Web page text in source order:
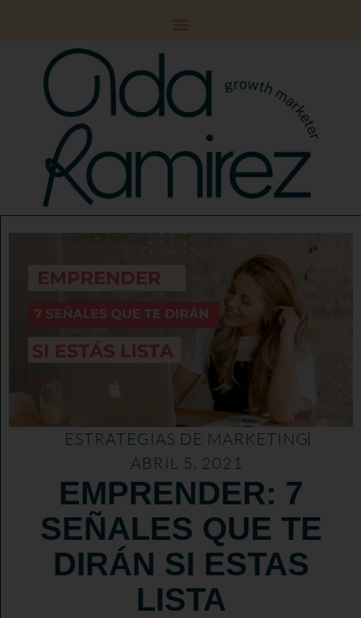
ESTRATEGIAS DE MARKETING
ABRIL 5, 2021
EMPRENDER: 7
SEÑALES QUE TE
DIRÁN SI ESTAS
LISTA